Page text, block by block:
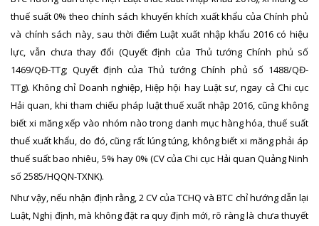
thuế suất 0% theo chính sách khuyến khích xuất khẩu của Chính phủ
và chính sách này, sau thời điểm Luật xuất nhập khẩu 2016 có hiệu
lực, vẫn chưa thay đổi (Quyết định của Thủ tướng Chính phủ số
1469/QĐ-TTg; Quyết định của Thủ tướng Chính phủ số 1488/QĐ-
TTg). Không chỉ Doanh nghiệp, Hiệp hội hay Luật sư, ngay cả Chi cục
Hải quan, khi tham chiếu pháp luật thuế xuất nhập 2016, cũng không
biết xi măng xếp vào nhóm nào trong danh mục hàng hóa, thuế suất
thuế xuất khẩu, do đó, cũng rất lúng túng, không biết xi măng phải áp
thuế suất bao nhiêu, 5% hay 0% (CV của Chi cục Hải quan Quảng Ninh
số 2585/HQQN-TXNK).
Như vậy, nếu nhận định rằng, 2 CV của TCHQ và BTC chỉ hướng dẫn lại
Luật, Nghị định, mà không đặt ra quy định mới, rõ ràng là chưa thuyết